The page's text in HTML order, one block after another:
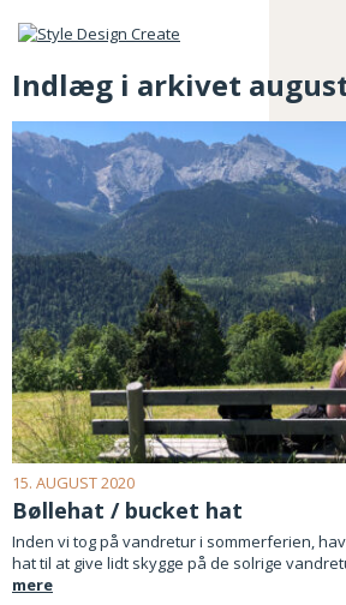
Indlæg i arkivet
15. AUGUST 2020
Bøllehat / bucket hat
Inden vi tog på vandretur i sommerferien,
hat til at give lidt skygge på de solrige
mere